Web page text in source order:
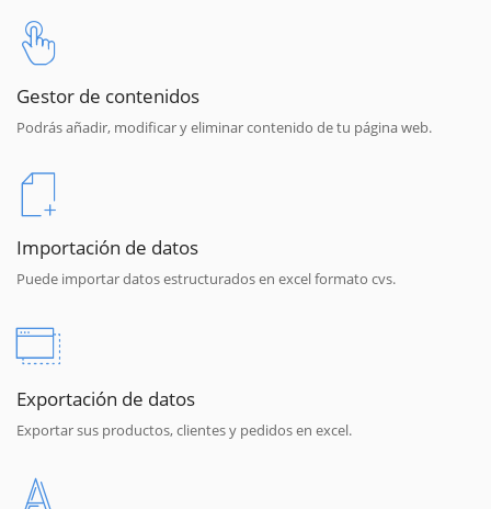
Gestor de contenidos
Podrás añadir, modificar y eliminar contenido de tu página web.
Importación de datos
Puede importar datos estructurados en excel formato cvs.
Exportación de datos
Exportar sus productos, clientes y pedidos en excel.